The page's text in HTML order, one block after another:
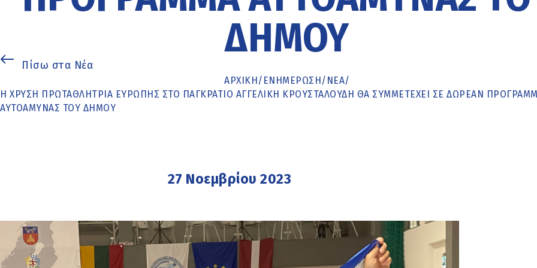
ΔΉΜΟΥ
Πίσω στα Νέα
ΑΡΧΙΚΉ/ ΕΝΗΜΈΡΩΣΗ/ ΝΕΑ/
Η ΧΡΥΣΉ ΠΡΩΤΑΘΛΉΤΡΙΑ ΕΥΡΏΠΗΣ ΣΤΟ ΠΑΓΚΡΆΤΙΟ ΑΓΓΕΛΙΚΉ ΚΡΟΥΣΤΑΛΟΎΔΗ ΘΑ ΣΥΜΜΕΤΈΧΕΙ ΣΕ ΔΩΡΕΆΝ
ΑΥΤΟΆΜΥΝΑΣ ΤΟΥ ΔΉΜΟΥ
27 Νοεμβρίου 2023